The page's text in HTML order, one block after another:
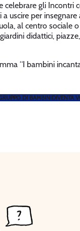
celebrare gli Incontri
uscire per insegnare
al centro sociale
didattici,
“I bambini
DI BAMBINIDIVENTA